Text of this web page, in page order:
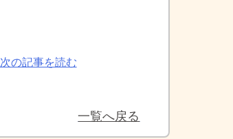
次の記事を読む
一覧へ戻る